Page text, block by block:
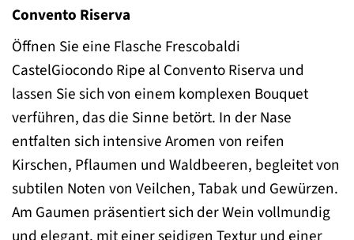
Convento Riserva
Öffnen Sie eine Flasche Frescobaldi
CastelGiocondo Ripe al Convento Riserva und
lassen Sie sich von einem komplexen Bouquet
verführen, das die Sinne betört. In der Nase
entfalten sich intensive Aromen von reifen
Kirschen, Pflaumen und Waldbeeren, begleitet von
subtilen Noten von Veilchen, Tabak und Gewürzen.
Am Gaumen präsentiert sich der Wein vollmundig